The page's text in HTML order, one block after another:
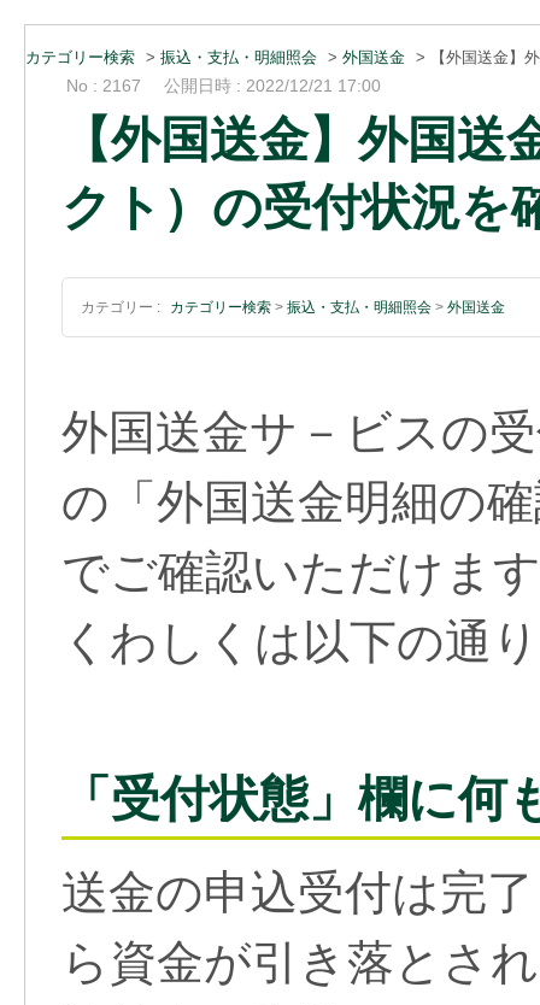
カテゴリー検索 > 振込・支払・明細照会 > 外国送金 > 【外国送金】
No : 2167 公開日時 : 2022/12/21 17:00
【外国送金】外国
クト）の受付状況を
カテゴリー : カテゴリー検索 > 振込・支払・明細照会 > 外国送金
外国送金サ－ビスの
の「外国送金明細の
でご確認いただけま
くわしくは以下の通
「受付状態」欄に
送金の申込受付は完
ら資金が引き落とさ